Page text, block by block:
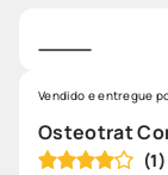
Osteotrat
(1)
Vendido e entregue